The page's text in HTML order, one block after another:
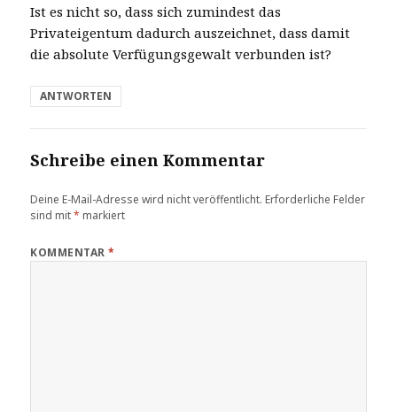
Ist es nicht so, dass sich zumindest das
Privateigentum dadurch auszeichnet, dass damit
die absolute Verfügungsgewalt verbunden ist?
ANTWORTEN
Schreibe einen Kommentar
Deine E-Mail-Adresse wird nicht veröffentlicht. Erforderliche Felder
sind mit* markiert
KOMMENTAR*